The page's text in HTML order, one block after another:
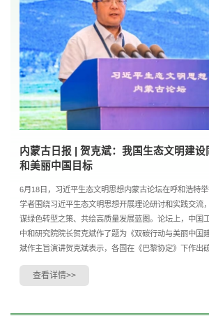
内蒙古日报 | 贺克斌：我国生态文明建
和美丽中国目标
6月18日，习近平生态文明思想内蒙古论坛在呼和浩特
学者围绕习近平生态文明思想开展理论研讨和实践交流
谋绿色转型之策、共绘高质量发展蓝图。论坛上，中国
中和研究院院长贺克斌作了题为《双碳行动与美丽中国
斌作主旨演讲贺克斌表示，各国在《巴黎协定》下作出
查看详情>>